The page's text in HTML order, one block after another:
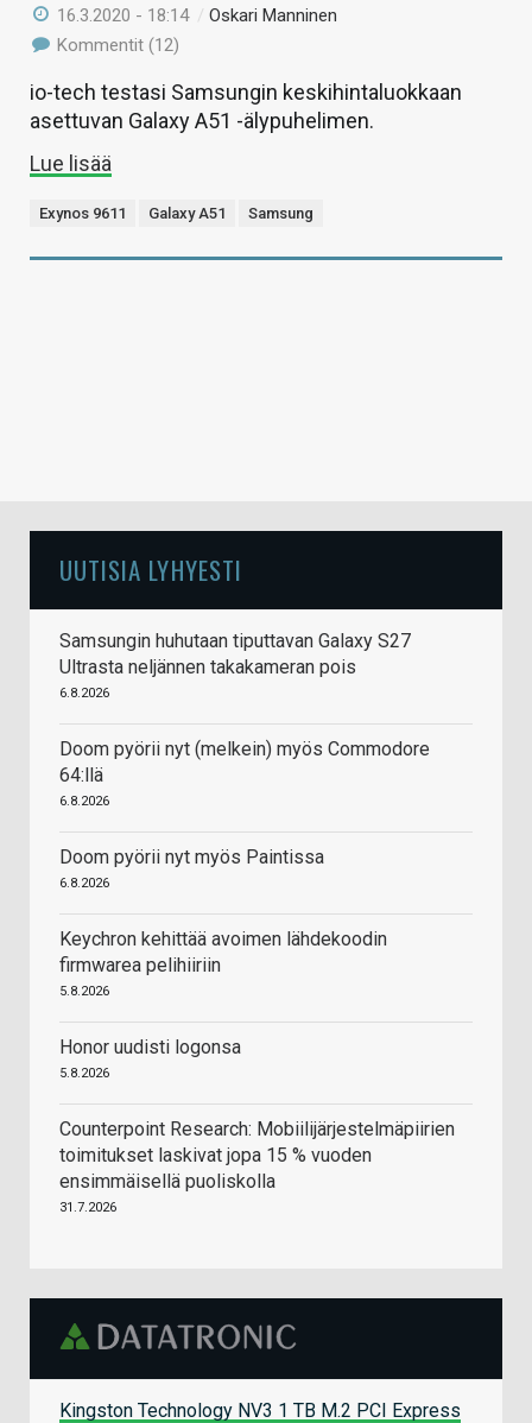
16.3.2020 - 18:14 /Oskari Manninen
Kommentit (12)
io-tech testasi Samsungin keskihintaluokkaan
asettuvan Galaxy A51 -älypuhelimen.
Lue lisää
Exynos 9611 Galaxy A51 Samsung
UUTISIA LYHYESTI
Samsungin huhutaan tiputtavan Galaxy S27
Ultrasta neljännen takakameran pois
6.8.2026
Doom pyörii nyt (melkein) myös Commodore
64:llä
6.8.2026
Doom pyörii nyt myös Paintissa
6.8.2026
Keychron kehittää avoimen lähdekoodin
firmwarea pelihiiriin
5.8.2026
Honor uudisti logonsa
5.8.2026
Counterpoint Research: Mobiilijärjestelmäpiirien
toimitukset laskivat jopa 15 % vuoden
ensimmäisellä puoliskolla
31.7.2026
Kingston Technology NV3 1 TB M.2 PCI Express